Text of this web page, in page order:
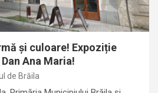
și culoare! Expoziție
Ana Maria!
de Brăila